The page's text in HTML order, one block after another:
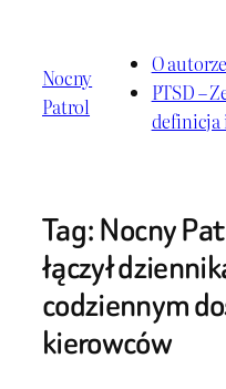
treściNocny
Patrol
O autorze
PTSD –
definicja
Tag:Nocny
łączył
codziennym
kierowców